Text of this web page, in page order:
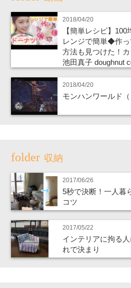
2018/04/20
【簡単レシピ】
レンジで簡単◆作
方法も見つけた！
池田真子 doughnut
2018/04/20
モンハンワールド
収納
2017/06/26
5秒で決断！一人暮
コツ
2017/05/22
インテリアに拘る
れで決まり